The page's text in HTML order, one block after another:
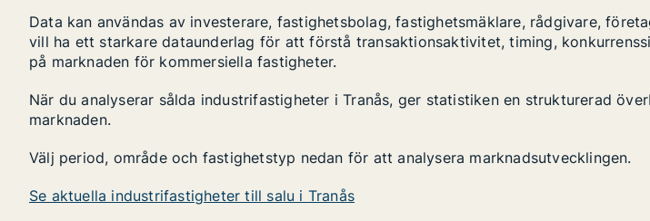
Data kan användas av investerare, fastighetsbolag, fastighetsmäklare, rådgivare,
vill ha ett starkare dataunderlag för att förstå transaktionsaktivitet, timing,
på marknaden för kommersiella fastigheter.
När du analyserar sålda industrifastigheter i Tranås, ger statistiken en strukturerad
marknaden.
Välj period, område och fastighetstyp nedan för att analysera marknadsutvecklingen.
Se aktuella industrifastigheter till salu i Tranås